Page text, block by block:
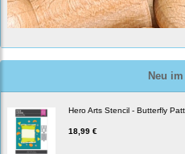
Neu
Hero Arts Stencil - Butterfly
18,99 €